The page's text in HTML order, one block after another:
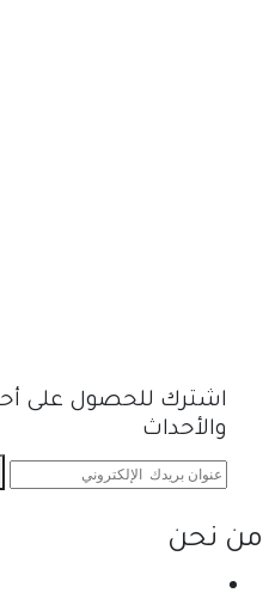
اشترك للحصول على
والأحداث
من نحن